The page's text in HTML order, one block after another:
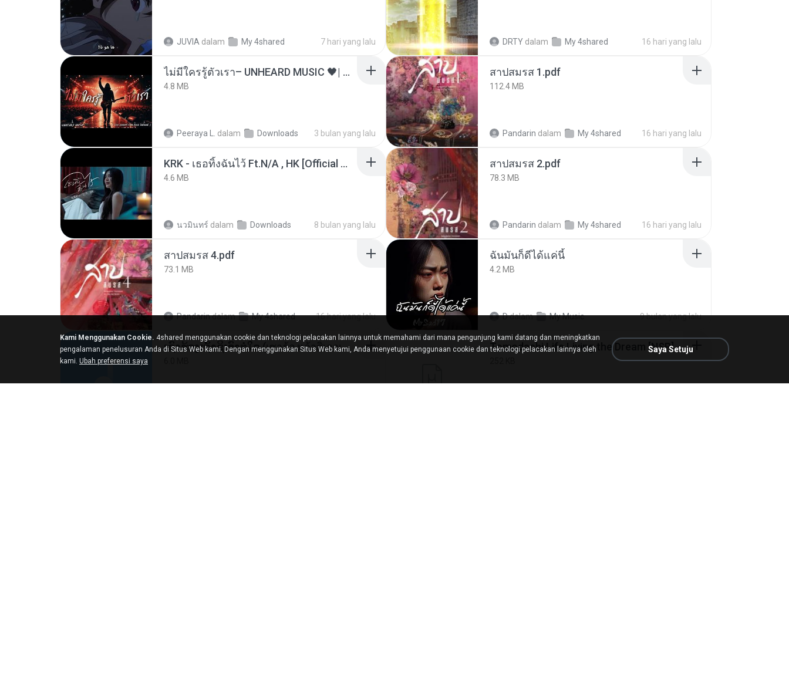
JUVIA dalam My 4shared 7 hari yang lalu DRTY dalam My 4shared 16 hari yang lalu
ไม่มีใครรู้ตัวเรา– UNHEARD MUSIC 🖤| Official Lyric Video | เพลงสู้ชีวิต
4.8 MB
Peeraya L. dalam Downloads 3 bulan yang lalu
สาปสมรส 1.pdf
112.4 MB
Pandarin dalam My 4shared 16 hari yang lalu
KRK - เธอทิ้งฉันไว้ Ft.N/A , HK [Official MV]
4.6 MB
นวมินทร์ dalam Downloads 8 bulan yang lalu
สาปสมรส 2.pdf
78.3 MB
Pandarin dalam My 4shared 16 hari yang lalu
สาปสมรส 4.pdf
73.1 MB
Pandarindalam My 4shared 16 hari yang lalu
ฉันมันก็ดีได้แค่นี้
4.2 MB
Ddalam My Music 9 bulan yang lalu
ເຊົາຮ້ອງເຖົ້າຊິເອົາທໍ່ໃດ (เซาฮ้องเถ้าสิเอาเท่าใด) ບຸນເກີດ ຫນູຫ່ວງ ft. ໂສພາ ຈຸນທະລາ Tomodachi Life Living the Dream [NSP].torrent
Kami Menggunakan Cookie. 4shared menggunakan cookie dan teknologi pelacakan lainnya untuk memahami dari mana pengunjung kami datang dan meningkatkan
pengalaman penelusuran Anda di Situs Web kami. Dengan menggunakan Situs Web kami, Anda menyetujui penggunaan cookie dan teknologi pelacakan lainnya oleh
kami. Ubah preferensi saya
Saya Setuju